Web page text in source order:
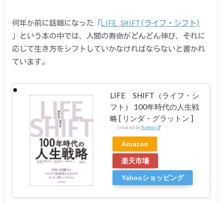
何年か前に話題になった「 LIFE SHIFT(ライフ・シフト)
」という本の中では、人間の寿命がどんどん伸び、それに
応じて生き方をシフトしていかなければならないと書かれ
ています。
LIFE SHIFT（ライフ・シ
フト） 100年時代の人生戦
略 [ リンダ・グラットン ]
created by Rinker
Amazon
楽天市場
Yahooショッピング